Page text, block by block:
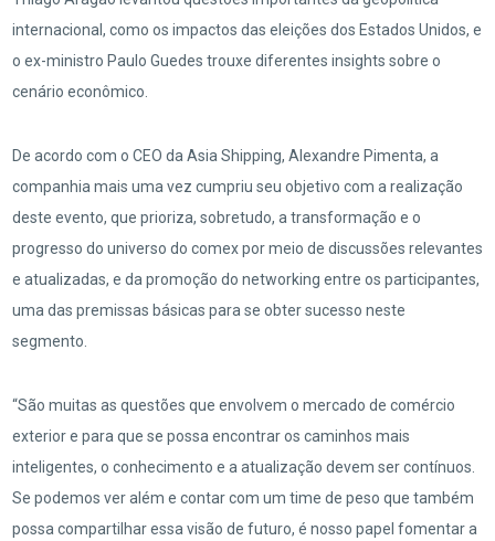
internacional, como os impactos das eleições dos Estados Unidos, e
o ex-ministro Paulo Guedes trouxe diferentes insights sobre o
cenário econômico.
De acordo com o CEO da Asia Shipping, Alexandre Pimenta, a
companhia mais uma vez cumpriu seu objetivo com a realização
deste evento, que prioriza, sobretudo, a transformação e o
progresso do universo do comex por meio de discussões relevantes
e atualizadas, e da promoção do networking entre os participantes,
uma das premissas básicas para se obter sucesso neste
segmento.
“São muitas as questões que envolvem o mercado de comércio
exterior e para que se possa encontrar os caminhos mais
inteligentes, o conhecimento e a atualização devem ser contínuos.
Se podemos ver além e contar com um time de peso que também
possa compartilhar essa visão de futuro, é nosso papel fomentar a